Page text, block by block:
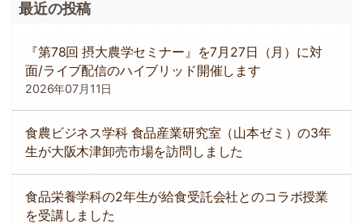
最近の投稿
『第78回 摂大農学セミナー』を7月27日（月）に対
面/ライブ配信のハイブリッド開催します
2026年07月11日
食農ビジネス学科 食品産業研究室（山本ゼミ）の3年
生が大阪木津卸売市場を訪問しました
食品栄養学科の2年生が給食受託会社とのコラボ授業
を受講しました